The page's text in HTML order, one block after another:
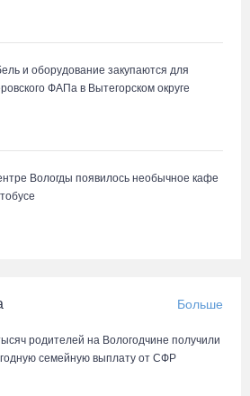
под Великим Устюгом обрел купол и
домов Тотьмы превратили в стены
и оборудование закупаются для
ФАПа в Вытегорском округе
Вологды появилось необычное кафе
Больше
родителей на Вологодчине получили
семейную выплату от СФР